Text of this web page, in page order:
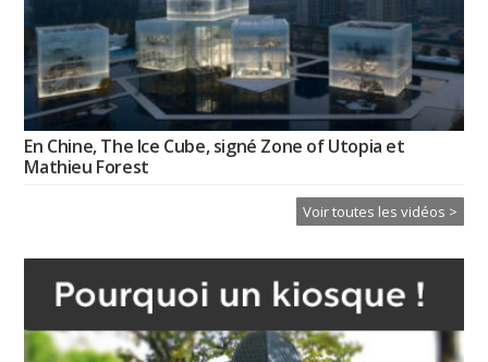
En Chine, The Ice Cube, signé Zone of Utopia et
Mathieu Forest
Voir toutes les vidéos >